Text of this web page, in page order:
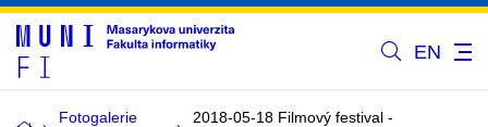
EN
Fotogalerie
2018-05-18 Filmový festival -